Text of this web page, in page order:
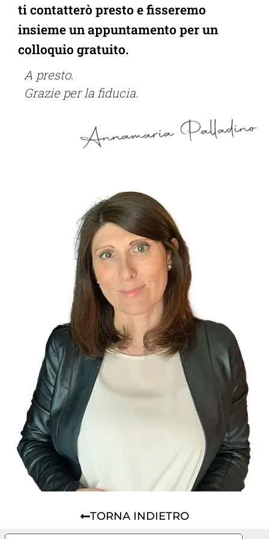
ti contatterò presto e fisseremo
insieme un appuntamento per un
colloquio gratuito.
A presto.
Grazie per la fiducia.
TORNA INDIETRO